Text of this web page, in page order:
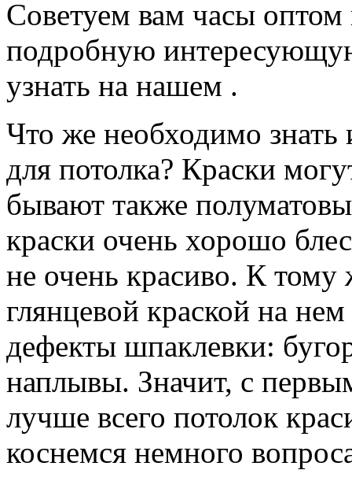
Советуем вам часы
подробную
узнать на нашем .
Что же необходимо знать
для потолка? Краски
бывают также
краски очень хорошо
не очень красиво. К тому
глянцевой краской на
дефекты шпаклевки:
наплывы. Значит, с
лучше всего потолок
коснемся немного